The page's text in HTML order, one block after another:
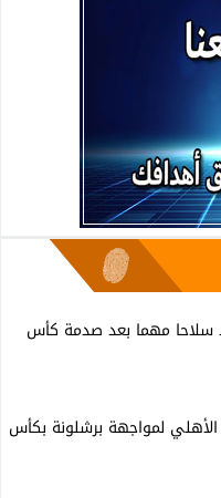
سلاحا مهما بعد صدمة كأس
لمواجهة برشلونة بكأس